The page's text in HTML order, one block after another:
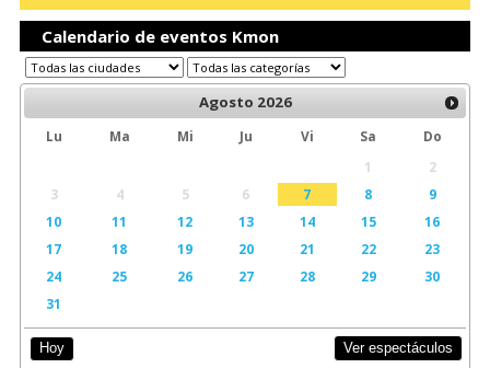
Calendario de eventos Kmon
Agosto 2026
Lu Ma Mi Ju Vi Sa
Do
1
2
3
4 5 6 7 8
9
10
11 12 13 14 15
16
17
18 19 20 21 22
23
24
25 26 27 28 29
30
31
Hoy Ver espectáculos